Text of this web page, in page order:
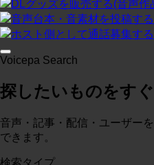
コースに入る
投稿:0 画像数:0
DLグッズを販売する(音声作
音声台本・音素材を投稿する
ホスト側として通話募集する
Voicepa Search
探したいものをす
音声・記事・配信・ユーザー
できます。
検索タイプ